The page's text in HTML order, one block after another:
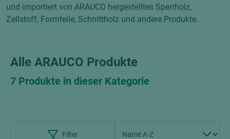
und importiert von ARAUCO hergestelltes Sperrholz,
Zellstoff, Formteile, Schnittholz und andere Produkte.
Alle ARAUCO Produkte
7 Produkte in dieser Kategorie
Filter